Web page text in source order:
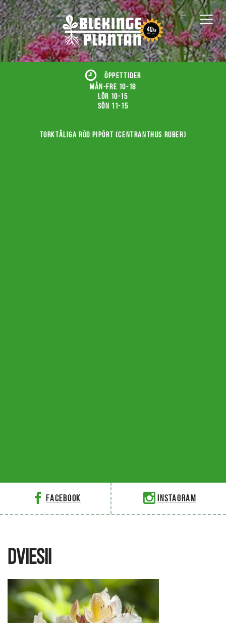
ÖPPETTIDER
Mån-fre 10-18
Lör 10-15
Sön 11-15
Torktåliga röd pipört (Centranthus ruber)
Facebook Instagram
DVIESII